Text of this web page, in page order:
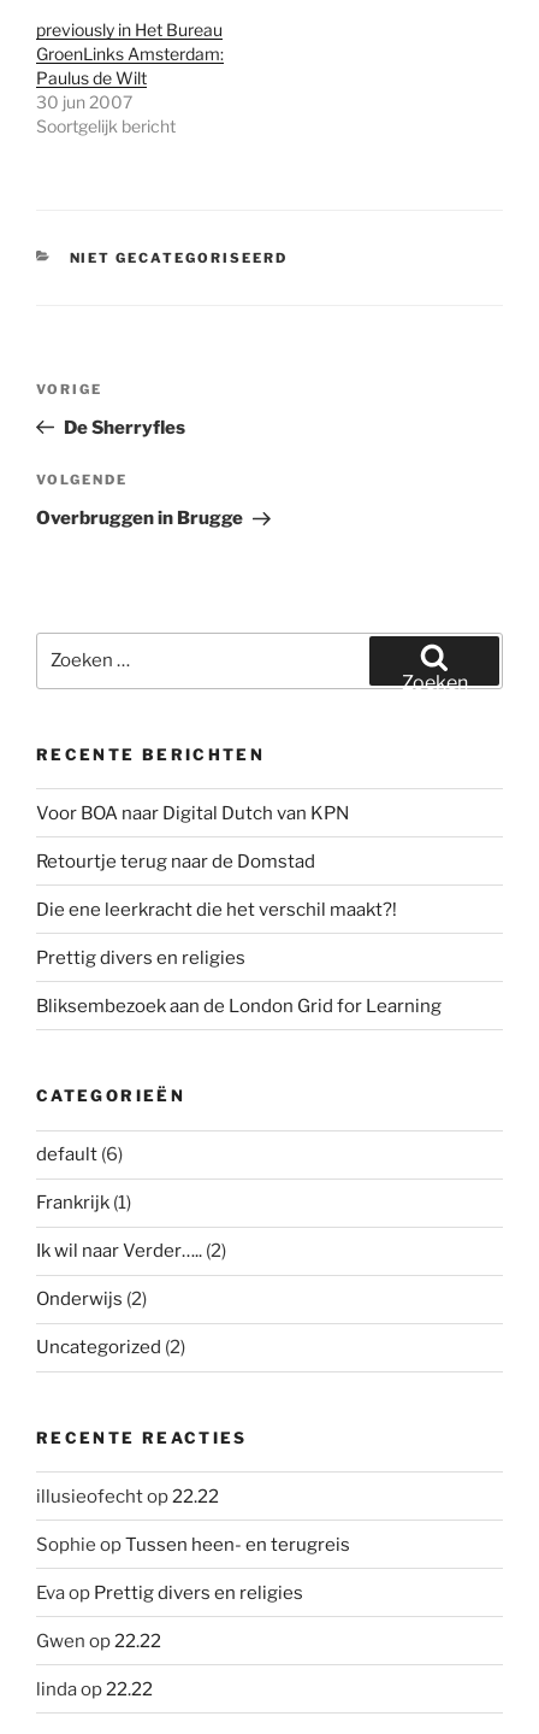
previously in Het Bureau
GroenLinks Amsterdam:
Paulus de Wilt
30 jun 2007
Soortgelijk bericht
CATEGORIEËN
NIET GECATEGORISEERD
Vorig
bericht
VORIGE
De Sherryfles
Volgend
bericht
VOLGENDE
Overbruggen in Brugge
naar:
Zoeken
RECENTE BERICHTEN
Voor BOA naar Digital Dutch van KPN
Retourtje terug naar de Domstad
Die ene leerkracht die het verschil maakt?!
Prettig divers en religies
Bliksembezoek aan de London Grid for Learning
CATEGORIEËN
default (6)
Frankrijk (1)
Ik wil naar Verder….. (2)
Onderwijs (2)
Uncategorized (2)
RECENTE REACTIES
illusieofechtop22.22
Sophie opTussen heen- en terugreis
Evaop Prettig divers en religies
Gwen op22.22
lindaop22.22